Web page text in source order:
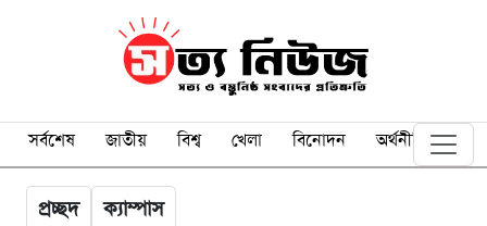
সর্বশেষ জাতীয় বিশ্ব খেলা বিনোদন অর্থনীতি
প্রচ্ছদ ক্যাম্পাস